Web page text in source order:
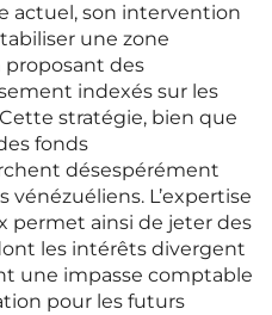
actuel, son intervention
une zone
des
indexés sur les
stratégie, bien que
fonds
désespérément
vénézuéliens. L’expertise
permet ainsi de jeter des
les intérêts divergent
une impasse comptable
pour les futurs